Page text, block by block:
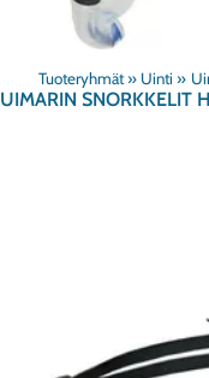
Tuoteryhmät‪» Uinti ‪»
UIMARIN SNORKKELIT